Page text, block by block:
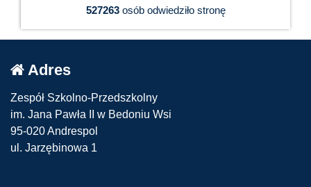
527263osób odwiedziło stronę
Adres
Zespół Szkolno-Przedszkolny
im. Jana Pawła II w Bedoniu Wsi
95-020 Andrespol
ul. Jarzębinowa 1